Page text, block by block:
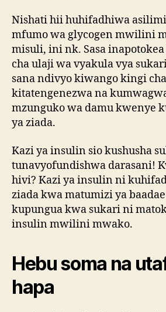
Nishati hii huhifadhiwa
mfumo wa glycogen mwilini
misuli, ini nk. Sasa
cha ulaji wa vyakula vya
sana ndivyo kiwango kingi
kitatengenezwa na
mzunguko wa damu kwenye
ya ziada.
Kazi ya insulin sio kushusha
tunavyofundishwa darasani!
hivi? Kazi ya insulin ni
ziada kwa matumizi ya
kupungua kwa sukari ni
insulin mwilini mwako.
Hebu soma na
hapa